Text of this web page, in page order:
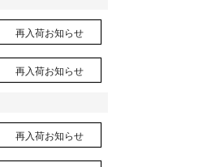
再入荷お知らせ
再入荷お知らせ
再入荷お知らせ